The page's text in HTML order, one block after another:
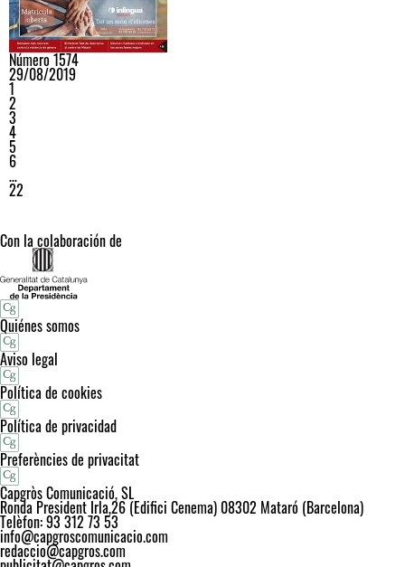
Número 1574
29/08/2019
1
2
3
4
5
6
…
22
Con la colaboración de
Quiénes somos
Aviso legal
Política de cookies
Política de privacidad
Preferències de privacitat
Capgròs Comunicació, SL
Ronda President Irla,26 (Edifici Cenema) 08302 Mataró (Barcelona)
Telèfon: 93 312 73 53
info@capgroscomunicacio.com
redaccio@capgros.com